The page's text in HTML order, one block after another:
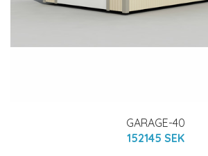
GARAGE-40
152145 SEK